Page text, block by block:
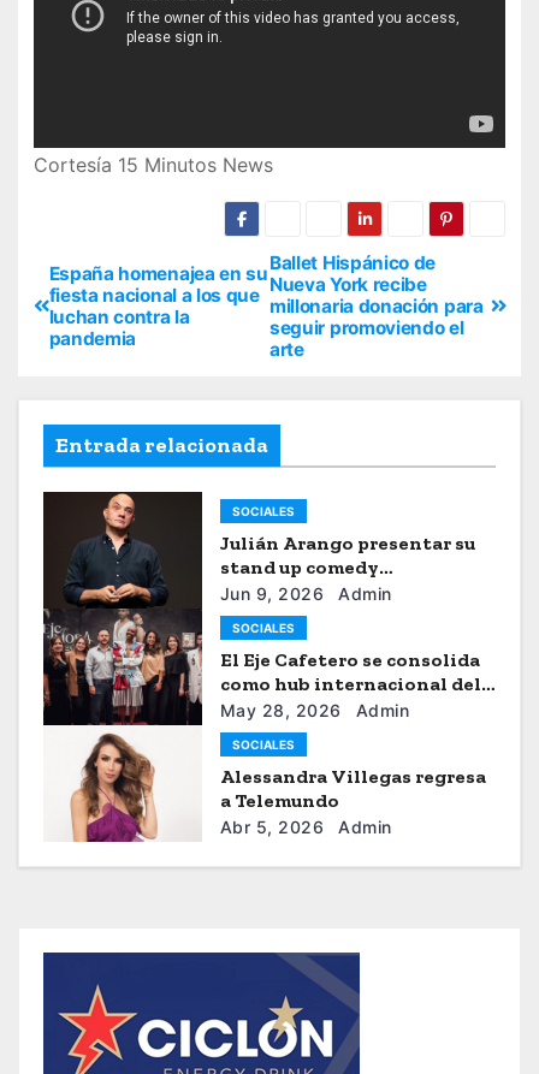
Cortesía 15 Minutos News
Ballet Hispánico de
Nueva York recibe
millonaria donación para
seguir promoviendo el
arte
España homenajea en su
fiesta nacional a los que
luchan contra la
pandemia
Entrada relacionada
SOCIALES
Julián Arango presentar su
stand up comedy
“Julianchou”
Jun 9, 2026 Admin
SOCIALES
El Eje Cafetero se consolida
como hub internacional del
sistema moda
May 28, 2026 Admin
SOCIALES
Alessandra Villegas regresa
a Telemundo
Abr 5, 2026 Admin